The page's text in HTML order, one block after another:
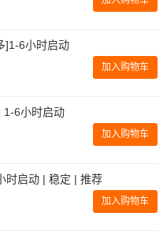
]1-6小时启动
加入购物车
1-6小时启动
加入购物车
时启动 | 稳定 | 推荐
加入购物车